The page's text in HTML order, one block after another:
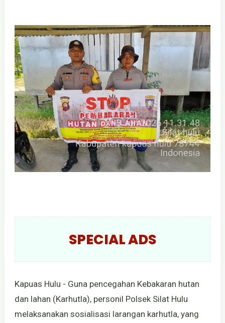
SPECIAL ADS
Kapuas Hulu - Guna pencegahan Kebakaran hutan
dan lahan (Karhutla), personil Polsek Silat Hulu
melaksanakan sosialisasi larangan karhutla, yang